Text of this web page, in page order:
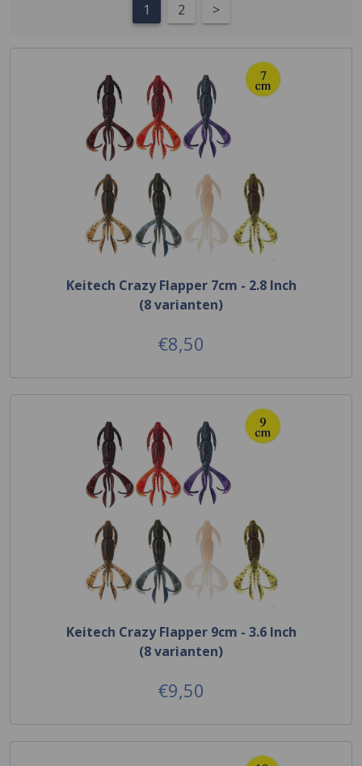
1
2 >
Keitech Crazy Flapper 7cm - 2.8 Inch
(8 varianten)
€8,50
Keitech Crazy Flapper 9cm - 3.6 Inch
(8 varianten)
€9,50